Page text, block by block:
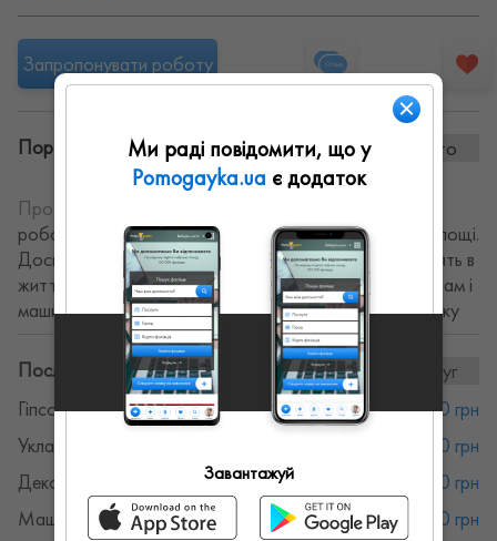
Запропонувати роботу
Портфоліо винаних робіт: 0 фото
Про себе:
роботи в вашій квартирі, будинку чи на комерційній площі.
Досвідчені майстри з професійним інструментом втілять в
життя ваші мрії щодо ремонту. Виконуємо як ручну, там і
машинну штукатурку, робимо декоративну штукатурку
Послуги та ціни:
19послуг
Гіпсокартон
от 170 грн
Укладання плитки
от 350 грн
Декоративна штукатурка
от 300 грн
Машинна штукатурка
от 120 грн
Ми раді повідомити, що у
Pomogayka.ua є додаток
Завантажуй